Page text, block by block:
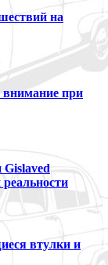
на
внимание при
втулки и